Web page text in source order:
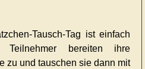
Tausch-Tag ist einfach
bereiten ihre
zu und tauschen sie dann mit